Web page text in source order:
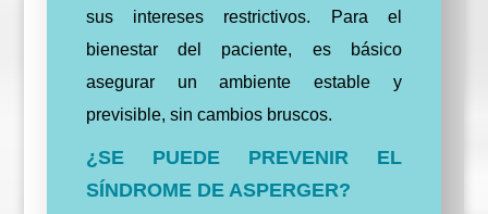
sus intereses restrictivos. Para el
bienestar del paciente, es básico
asegurar un ambiente estable y
previsible, sin cambios bruscos.
¿SE PUEDE PREVENIR EL
SÍNDROME DE ASPERGER?